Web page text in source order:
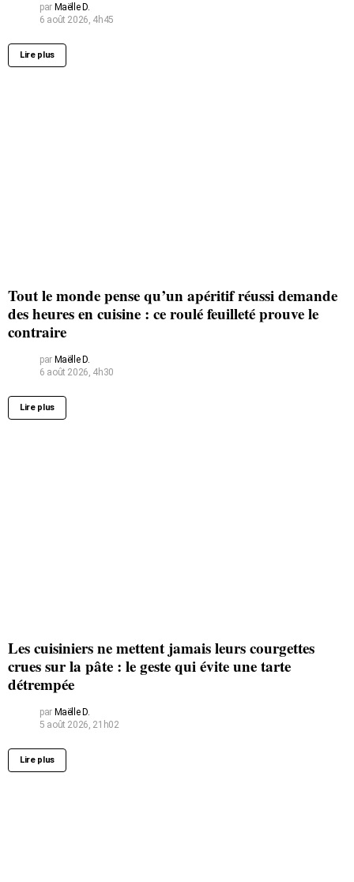
par Maëlle D.
6 août 2026, 4h45
Lire plus
Tout le monde pense qu’un apéritif réussi demande
des heures en cuisine : ce roulé feuilleté prouve le
contraire
par Maëlle D.
6 août 2026, 4h30
Lire plus
Les cuisiniers ne mettent jamais leurs courgettes
crues sur la pâte : le geste qui évite une tarte
détrempée
par Maëlle D.
5 août 2026, 21h02
Lire plus